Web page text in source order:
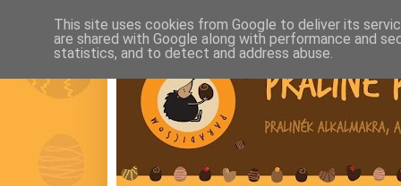
This site uses cookies from Google to deliver its
are shared with Google along with performance and
statistics, and to detect and address abuse.